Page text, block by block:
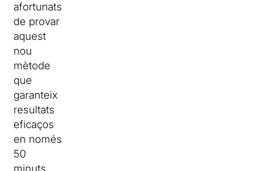
afortunats
de provar
aquest
nou
mètode
que
garanteix
resultats
eficaços
en només
50
minuts.